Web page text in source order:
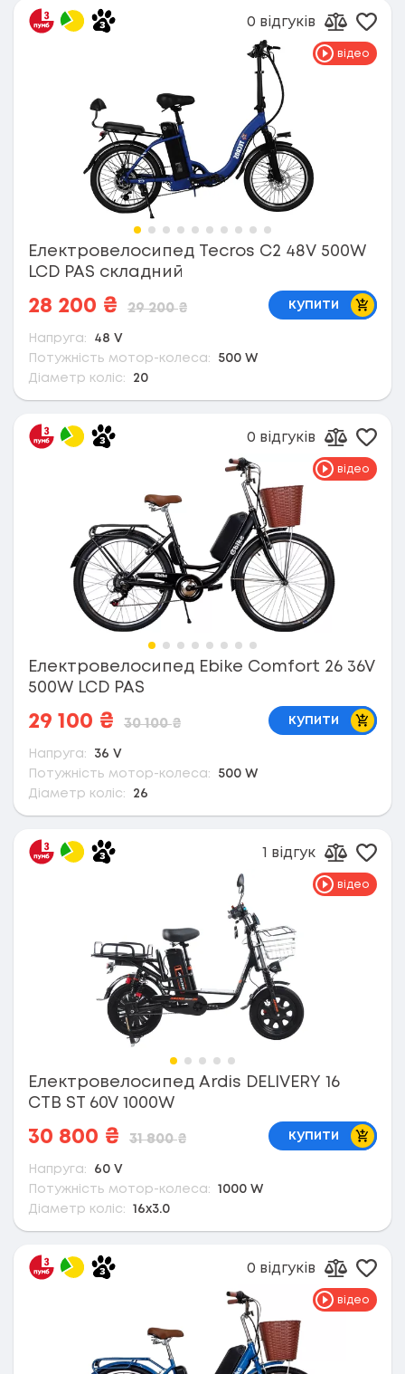
Електровелосипед Tecros С2 48V 500W
LCD PAS складний
28 200 ₴ 29 200₴
відео
купити В
0 відгуків
Додати
Напруга:
48 V
Потужність мотор-колеса:
500 W
Діаметр коліс:
20
Електровелосипед Ebike Comfort 26 36V
500W LCD PAS
29 100 ₴ 30 100₴
відео
купити В
0 відгуків
Додати
Напруга:
36 V
Потужність мотор-колеса:
500 W
Діаметр коліс:
26
Електровелосипед Ardis DELIVERY 16
CTB ST 60V 1000W
30 800 ₴ 31 800₴
відео
купити В
1 відгук
Додати
Напруга:
60 V
Потужність мотор-колеса:
1000 W
Діаметр коліс:
16x3.0
відео
0 відгуків
Додати